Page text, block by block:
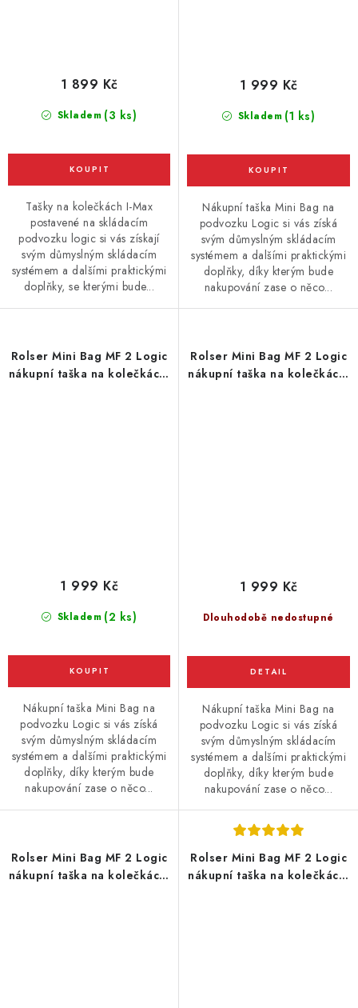
Skladem (3 ks)
1 899 Kč
Tašky na kolečkách I-Max
postavené na skládacím
podvozku logic si vás získají
svým důmyslným skládacím
systémem a dalšími praktickými
doplňky, se kterými bude...
Skladem (1 ks)
1 999 Kč
Nákupní taška Mini Bag na
podvozku Logic si vás získá
svým důmyslným skládacím
systémem a dalšími praktickými
doplňky, díky kterým bude
nakupování zase o něco...
Rolser Mini Bag MF 2 Logic
nákupní taška na kolečkách,
Skladem (2 ks)
1 999 Kč
Nákupní taška Mini Bag na
podvozku Logic si vás získá
svým důmyslným skládacím
systémem a dalšími praktickými
doplňky, díky kterým bude
nakupování zase o něco...
Rolser Mini Bag MF 2 Logic
nákupní taška na kolečkách,
Dlouhodobě nedostupné
1 999 Kč
Nákupní taška Mini Bag na
podvozku Logic si vás získá
svým důmyslným skládacím
systémem a dalšími praktickými
doplňky, díky kterým bude
nakupování zase o něco...
Rolser Mini Bag MF 2 Logic
nákupní taška na kolečkách,
Rolser Mini Bag MF 2 Logic
nákupní taška na kolečkách,